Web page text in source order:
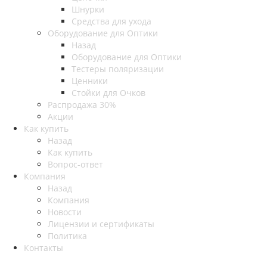
Шнурки
Средства для ухода
Оборудование для Оптики
Назад
Оборудование для Оптики
Тестеры поляризации
Ценники
Стойки для Очков
Распродажа 30%
Акции
Как купить
Назад
Как купить
Вопрос-ответ
Компания
Назад
Компания
Новости
Лицензии и сертификаты
Политика
Контакты